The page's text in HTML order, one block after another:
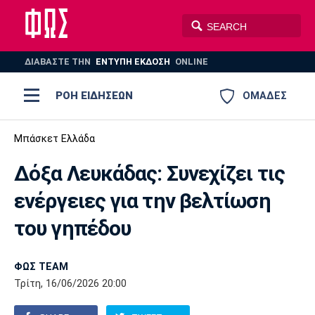
ΔΙΑΒΑΣΤΕ THN ΕΝΤΥΠΗ ΕΚΔΟΣΗ ONLINE
ΟΜΑΔΕΣ
ΡΟΗ ΕΙΔΗΣΕΩΝ
ΠΟΔΟΣΦΑΙΡΟ
ΣΠΟΡ
AUTO-MOTO
Ποδόσφαιρο
Super League 1
Super League 2
Γ Εθνική
Ελλάδα
Μπάσκετ
Ελλάδα
Εθνική
EuroLeague
Ολυμπιακοί Αγώνες
Βόλεϊ
Πόλο
Ολυμπιακός ΑΕΚ ΠΑΟΚ
Παναθηναϊκός
Μπάσκετ Ελλάδα
Δόξα Λευκάδας: Συνεχίζει τις
ενέργειες για την βελτίωση
του γηπέδου
ΦΩΣ TEAM
Τρίτη, 16/06/2026 20:00